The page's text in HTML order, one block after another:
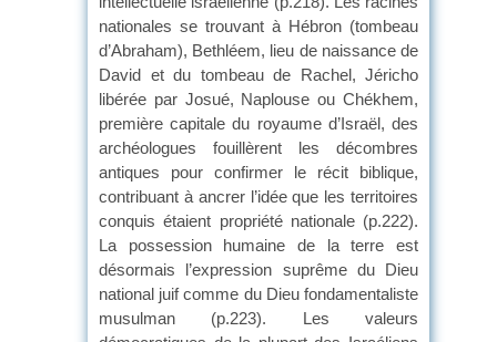
nationales se trouvant à Hébron (tombeau
d’Abraham), Bethléem, lieu de naissance de
David et du tombeau de Rachel, Jéricho
libérée par Josué, Naplouse ou Chékhem,
première capitale du royaume d’Israël, des
archéologues fouillèrent les décombres
antiques pour confirmer le récit biblique,
contribuant à ancrer l’idée que les territoires
conquis étaient propriété nationale (p.222).
La possession humaine de la terre est
désormais l’expression suprême du Dieu
national juif comme du Dieu fondamentaliste
musulman (p.223). Les valeurs